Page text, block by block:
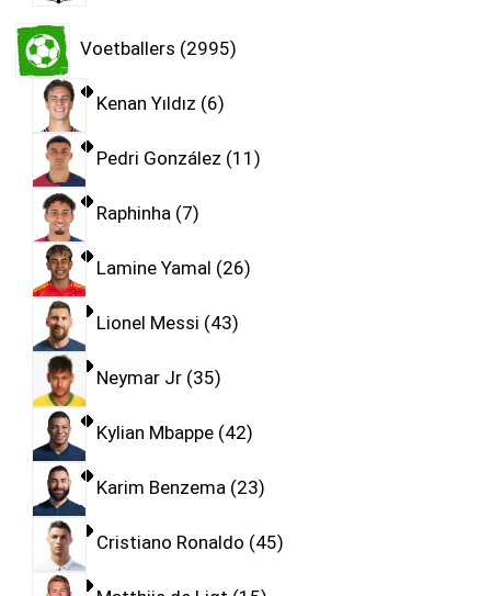
Voetballers 2995
Kenan Yıldız 6
Pedri González 11
Raphinha 7
Lamine Yamal 26
Lionel Messi 43
Neymar Jr 35
Kylian Mbappe 42
Karim Benzema 23
Cristiano Ronaldo 45